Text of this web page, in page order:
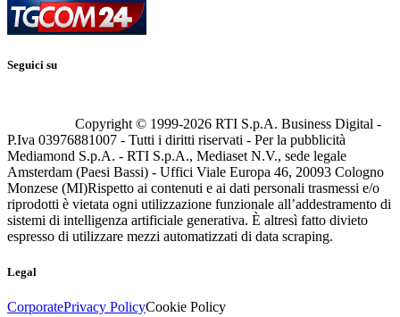
Seguici su
Copyright © 1999-2026 RTI S.p.A. Business Digital -
P.Iva 03976881007 - Tutti i diritti riservati - Per la pubblicità
Mediamond S.p.A. - RTI S.p.A., Mediaset N.V., sede legale
Amsterdam (Paesi Bassi) - Uffici Viale Europa 46, 20093 Cologno
Monzese (MI)Rispetto ai contenuti e ai dati personali trasmessi e/o
riprodotti è vietata ogni utilizzazione funzionale all’addestramento di
sistemi di intelligenza artificiale generativa. È altresì fatto divieto
espresso di utilizzare mezzi automatizzati di data scraping.
Legal
CorporatePrivacy PolicyCookie Policy